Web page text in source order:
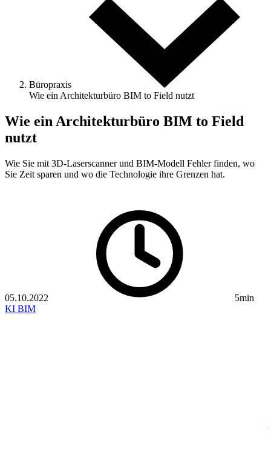
Büropraxis
Wie ein Architekturbüro BIM to Field nutzt
Wie ein Architekturbüro BIM to Field
nutzt
Wie Sie mit 3D-Laserscanner und BIM-Modell Fehler finden, wo
Sie Zeit sparen und wo die Technologie ihre Grenzen hat.
05.10.2022
5min
KI BIM